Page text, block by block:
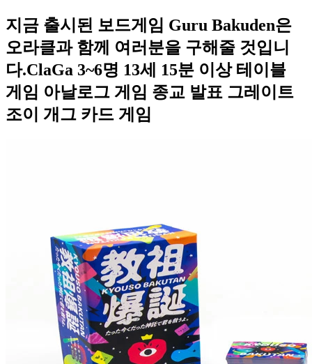
지금 출시된 보드게임 Guru Bakuden은
오라클과 함께 여러분을 구해줄 것입니
다.ClaGa 3~6명 13세 15분 이상 테이블
게임 아날로그 게임 종교 발표 그레이트
조이 개그 카드 게임